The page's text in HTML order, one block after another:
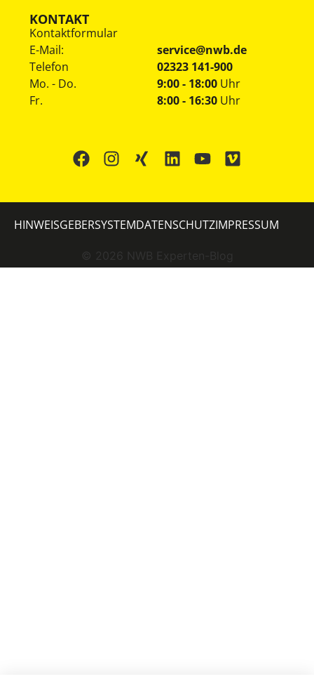
KONTAKT
Kontaktformular
E-Mail:
service@nwb.de
Telefon
02323 141-900
Mo. - Do.
Fr.
9:00 - 18:00 Uhr
8:00 - 16:30 Uhr
© 2026 NWB Experten-Blog
HINWEISGEBERSYSTEMDATENSCHUTZIMPRESSUM